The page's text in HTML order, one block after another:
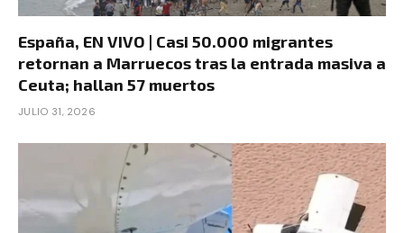
España, EN VIVO | Casi 50.000 migrantes
retornan a Marruecos tras la entrada masiva a
Ceuta; hallan 57 muertos
JULIO 31, 2026